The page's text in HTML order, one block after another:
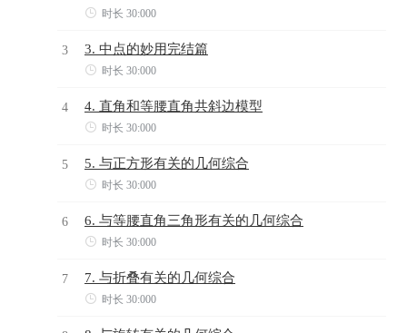
 时长 30:000
3 3. 中点的妙用完结篇
 时长 30:000
4 4. 直角和等腰直角共斜边模型
 时长 30:000
5 5. 与正方形有关的几何综合
 时长 30:000
6 6. 与等腰直角三角形有关的几何综合
 时长 30:000
7 7. 与折叠有关的几何综合
 时长 30:000